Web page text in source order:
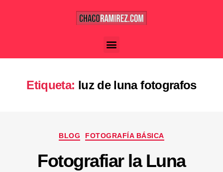
Etiqueta: luz de luna fotografos
BLOG FOTOGRAFÍA BÁSICA
Fotografiar la Luna